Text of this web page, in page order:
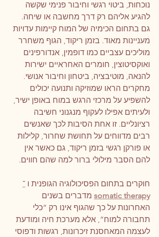
נוכחות, ביטוי רגשי וחיבור פנימי שקשה
להגיע אליהם רק דרך מחשבה או שיחה.
גם בתחום הכימיה של המוח קיימות עדויות
מעניינות מאוד. בזמן ריקוד, הגוף משחרר
מוליכים עצביים כמו דופמין, אנדורפינים
ואוקסיטוצין, חומרים האחראיים ישירות
להנאה, מוטיבציה, ביטחון וחיבור אנושי.
מחקרים הראו שמוזיקה ותנועה יכולים
להשפיע על מרכזי הרגש במוח באופן ישיר,
ולעיתים אפילו לעקוף מנגנוני חשיבה
רציונליים. זו אחת הסיבות לכך שאנשים
רבים מדווחים על תחושת שחרור, קלילות
או פורקן רגשי בזמן ריקוד, גם כאשר אין
להם הסבר מילולי ברור למה שהם חווים.
חוקרים בתחום הפסיכולוגיה הגופנית ו ־
somatic therapy מדברים בשנים
האחרונות על כך שהגוף אינו רק “כלי
תחבורה למוח”, אלא מערכת חיה ומודעת
לעצמה המאחסנת זיכרונות, רגשות ודפוסי